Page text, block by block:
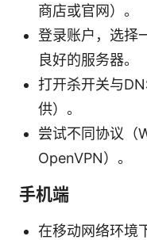
商店或官网）。
登录账户，选择
良好的服务器。
打开杀开关与
供）。
尝试不同协议（
OpenVPN）。
手机端
在移动网络环境